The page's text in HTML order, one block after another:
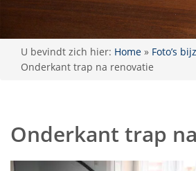
U bevindt zich hier: Home » Foto’s
Onderkant trap na renovatie
Onderkant trap